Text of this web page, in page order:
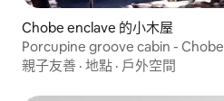
Chobe enclave 的小木屋
Porcupine groove cabin - Chobe
親子友善 · 地點 · 戶外空間